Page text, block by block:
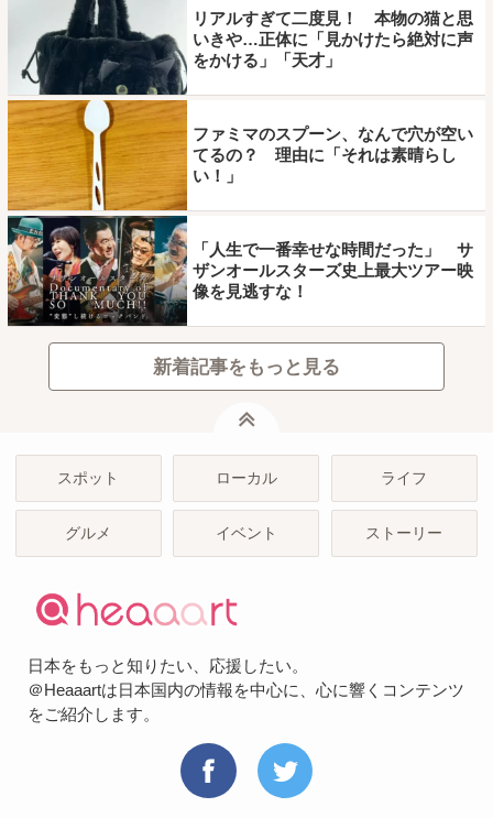
リアルすぎて二度見！ 本物の猫と思
いきや…正体に「見かけたら絶対に声
をかける」「天才」
ファミマのスプーン、なんで穴が空い
てるの？ 理由に「それは素晴らし
い！」
「人生で一番幸せな時間だった」 サ
ザンオールスターズ史上最大ツアー映
像を見逃すな！
新着記事をもっと見る
スポット ローカル ライフ
グルメ イベント ストーリー
日本をもっと知りたい、応援したい。
＠Heaaartは日本国内の情報を中心に、心に響くコンテンツ
をご紹介します。